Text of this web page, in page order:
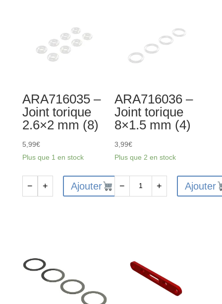
transmission
avant
4x4
ARA716035 –
Joint torique
2.6×2 mm (8)
5,99€
Plus que 1 en stock
torique
2.6x2
− + Ajouter
ARA716036 –
Joint torique
8×1.5 mm (4)
3,99€
Plus que 2 en stock
8x1.5
− + Ajouter